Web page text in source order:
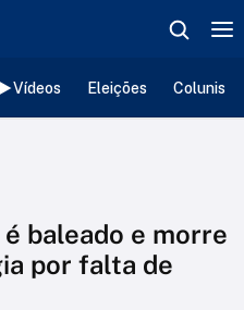
Vídeos Eleições
baleado e morre
por falta de